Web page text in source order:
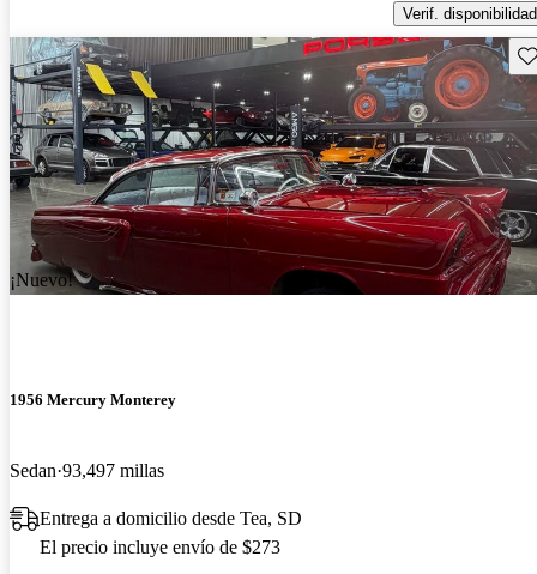
Verif. disponibilidad
¡Nuevo!
1956 Mercury Monterey
Sedan 93,497 millas
Entrega a domicilio desde Tea, SD
El precio incluye envío de $273